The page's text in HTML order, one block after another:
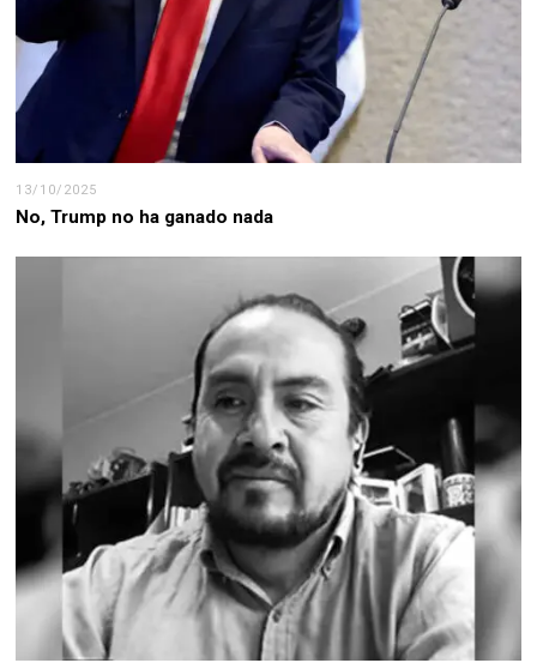
13/10/2025
No, Trump no ha ganado nada